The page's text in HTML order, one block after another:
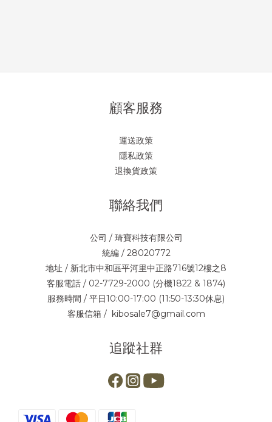
顧客服務
運送政策
隱私政策
退換貨政策
聯絡我們
公司 / 琦寶科技有限公司
統編 / 28020772
地址 / 新北市中和區平河里中正路716號12樓之8
客服電話 / 02-7729-2000 (分機1822 & 1874)
服務時間 / 平日10:00-17:00 (11:50-13:30休息)
客服信箱 / kibosale7@gmail.com
追蹤社群